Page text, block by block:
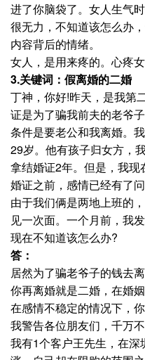
进了你脑袋了。女人生气
很无力，不知道该怎么办
内容背后的情绪。
女人，是用来疼的。心疼
3.关键词：假离婚的二婚
丁神，你好!昨天，是我第
证是为了骗我前夫的老爷
条件是要老公和我离婚。
29岁。他有孩子归女方，
拿结婚证2年。但是，我
婚证之前，感情已经有了问
由于我们俩是两地上班的
见一次面。一个月前，我
现在不知道该怎么办?
答：
居然为了骗老爷子的钱去
你再离婚就是二婚，在婚
在感情不稳定的情况下，
我警告各位朋友们，千万
我有1个客户王先生，在